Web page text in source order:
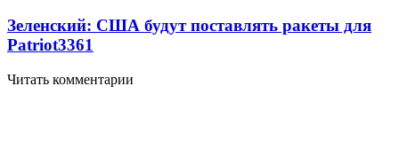
Зеленский: США будут поставлять ракеты для
Patriot3361
Читать комментарии